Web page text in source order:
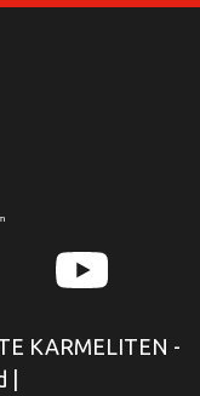
KARMELITEN -